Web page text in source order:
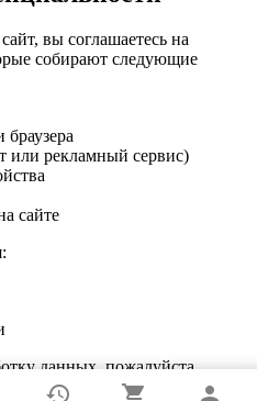
history shopping_cart person
вы соглашаетесь на
собирают следующие
или рекламный сервис)
сайте
данных, пожалуйста,